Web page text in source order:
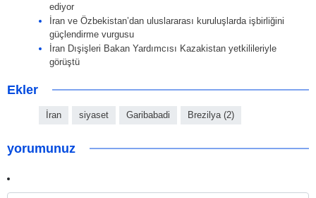
ediyor
İran ve Özbekistan’dan uluslararası kuruluşlarda işbirliğini
güçlendirme vurgusu
İran Dışişleri Bakan Yardımcısı Kazakistan yetkilileriyle
görüştü
Ekler
İran siyaset Garibabadi Brezilya (2)
yorumunuz